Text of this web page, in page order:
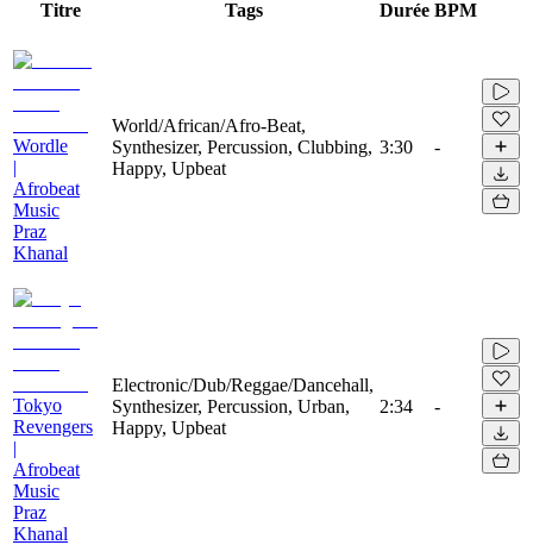
Titre Tags Durée BPM
Wordle
|
Afrobeat
Music
Praz
Khanal
World/African/Afro-Beat,
Synthesizer, Percussion, Clubbing,
Happy, Upbeat
3:30 -
Tokyo
Revengers
|
Afrobeat
Music
Praz
Khanal
Electronic/Dub/Reggae/Dancehall,
Synthesizer, Percussion, Urban,
Happy, Upbeat
2:34 -